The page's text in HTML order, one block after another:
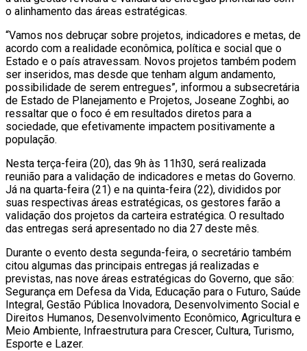
o alinhamento das áreas estratégicas.
“Vamos nos debruçar sobre projetos, indicadores e metas, de
acordo com a realidade econômica, política e social que o
Estado e o país atravessam. Novos projetos também podem
ser inseridos, mas desde que tenham algum andamento,
possibilidade de serem entregues”, informou a subsecretária
de Estado de Planejamento e Projetos, Joseane Zoghbi, ao
ressaltar que o foco é em resultados diretos para a
sociedade, que efetivamente impactem positivamente a
população.
Nesta terça-feira (20), das 9h às 11h30, será realizada
reunião para a validação de indicadores e metas do Governo.
Já na quarta-feira (21) e na quinta-feira (22), divididos por
suas respectivas áreas estratégicas, os gestores farão a
validação dos projetos da carteira estratégica. O resultado
das entregas será apresentado no dia 27 deste mês.
Durante o evento desta segunda-feira, o secretário também
citou algumas das principais entregas já realizadas e
previstas, nas nove áreas estratégicas do Governo, que são:
Segurança em Defesa da Vida, Educação para o Futuro, Saúde
Integral, Gestão Pública Inovadora, Desenvolvimento Social e
Direitos Humanos, Desenvolvimento Econômico, Agricultura e
Meio Ambiente, Infraestrutura para Crescer, Cultura, Turismo,
Esporte e Lazer.